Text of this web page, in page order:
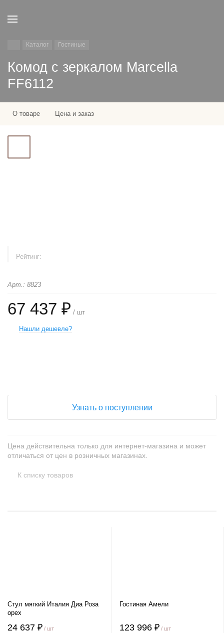
Каталог Гостиные
Комод с зеркалом Marcella
FF6112
О товаре Цена и заказ
Рейтинг:
Арт.: 8823
67 437 ₽ / шт
Нашли дешевле?
Узнать о поступлении
Цена действительна только для интернет-магазина и может
отличаться от цен в розничных магазинах.
К списку товаров
Стул мягкий Италия Диа Роза
орех
24 637 ₽ / шт
Гостиная Амели
123 996 ₽ / шт